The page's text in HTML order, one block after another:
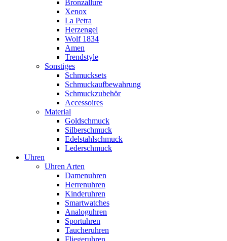
Bronzallure
Xenox
La Petra
Herzengel
Wolf 1834
Amen
Trendstyle
Sonstiges
Schmucksets
Schmuckaufbewahrung
Schmuckzubehör
Accessoires
Material
Goldschmuck
Silberschmuck
Edelstahlschmuck
Lederschmuck
Uhren
Uhren Arten
Damenuhren
Herrenuhren
Kinderuhren
Smartwatches
Analoguhren
Sportuhren
Taucheruhren
Fliegeruhren